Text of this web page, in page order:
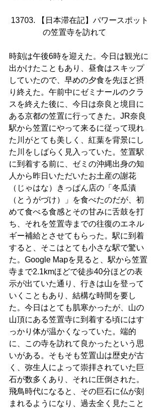
13703. 【日本滞在記】パワースポット
の笠置寺を訪れて
時刻は午後6時を迎えた。今日は観光に
出かけたこともあり、昼食はスキップ
していたので、早めの夕食を先ほど摂
り終えた。午前中にゼミナールのクラ
スを終えた後に、今日は奈良と境目に
ある京都の笠置に行ってきた。JR奈良
駅から笠置にやって来るに従って現れ
た川がとても美しく、紅葉を背景にし
た川をしばらく見入っていた。笠置駅
に到着する前に、ゼミの沖縄出身の知
人から昨日いただいたお土産の謝花
（じゃはな）きっぱん店の「冬瓜漬
（とうがづけ）」を食べたのだが、初
めて食べる食感とその甘みに舌鼓を打
ち、それを笠置寺までの往復のエネル
ギー補給とさせてもらった。駅に到着
すると、そこはとても小さな駅で驚い
た。Google Mapを見ると、駅から笠置
寺まで2.1kmほどで徒歩40分ほどの表
示が出ていた通り、行きは山を登って
いくこともあり、結構な時間を要し
た。今日はとても肌寒かったが、山の
山頂にある笠置寺に到着する頃にはす
っかり体が温かくなっていた。端的
に、この寺を訪れて良かったという思
いがある。そもそも笠置山は歴史が古
く、弥生人によって崇拝されていた巨
石が数多くあり、それに圧倒された。
飛鳥時代になると、その巨石に仏が刻
まれるようになり、過去全く見たこと